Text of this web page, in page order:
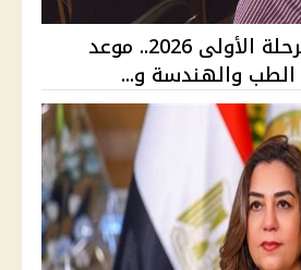
نتيجة تنسيق المرحلة الأولى 2026.. موعد
الطب والهندسة و...